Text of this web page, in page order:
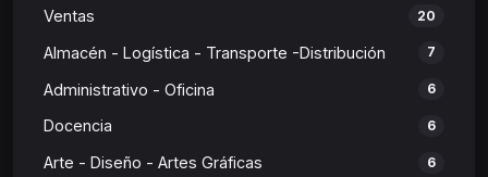
Ventas 20
Almacén - Logística - Transporte -Distribución 7
Administrativo - Oficina 6
Docencia 6
Arte - Diseño - Artes Gráficas 6